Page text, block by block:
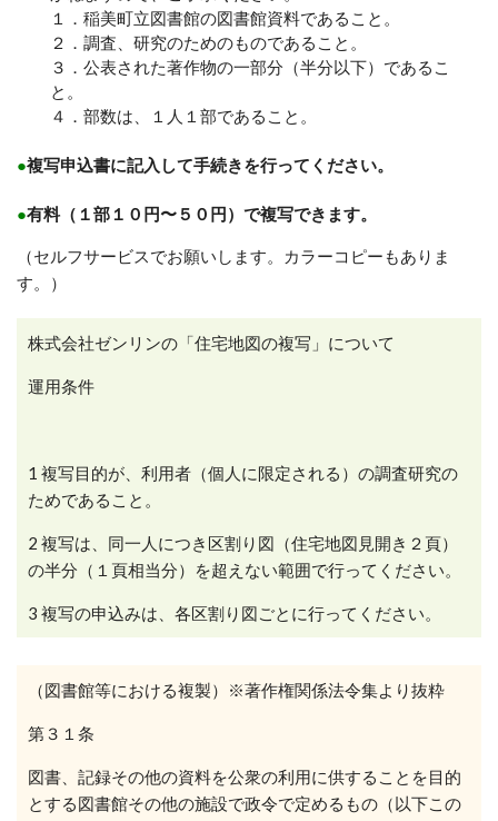
１．稲美町立図書館の図書館資料であること。
２．調査、研究のためのものであること。
３．公表された著作物の一部分（半分以下）であるこ
と。
４．部数は、１人１部であること。
●複写申込書に記入して手続きを行ってください。
●有料（１部１０円〜５０円）で複写できます。
（セルフサービスでお願いします。カラーコピーもありま
す。）
株式会社ゼンリンの「住宅地図の複写」について
運用条件
1 複写目的が、利用者（個人に限定される）の調査研究の
ためであること。
2 複写は、同一人につき区割り図（住宅地図見開き２頁）
の半分（１頁相当分）を超えない範囲で行ってください。
3 複写の申込みは、各区割り図ごとに行ってください。
（図書館等における複製）※著作権関係法令集より抜粋
第３１条
図書、記録その他の資料を公衆の利用に供することを目的
とする図書館その他の施設で政令で定めるもの（以下この